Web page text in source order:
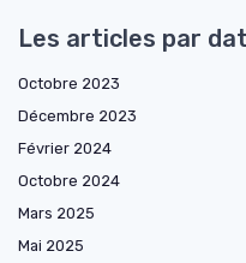
Les articles par
Octobre 2023
Décembre 2023
Février 2024
Octobre 2024
Mars 2025
Mai 2025